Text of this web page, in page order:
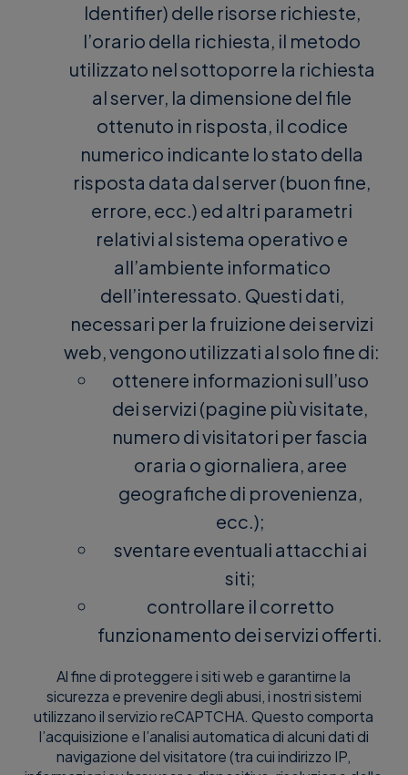
Identifier) delle risorse richieste,
l’orario della richiesta, il metodo
utilizzato nel sottoporre la richiesta
al server, la dimensione del file
ottenuto in risposta, il codice
numerico indicante lo stato della
risposta data dal server (buon fine,
errore, ecc.) ed altri parametri
relativi al sistema operativo e
all’ambiente informatico
dell’interessato. Questi dati,
necessari per la fruizione dei servizi
web, vengono utilizzati al solo fine di:
ottenere informazioni sull’uso
dei servizi (pagine più visitate,
numero di visitatori per fascia
oraria o giornaliera, aree
geografiche di provenienza,
ecc.);
sventare eventuali attacchi ai
siti;
controllare il corretto
funzionamento dei servizi offerti.
Al fine di proteggere i siti web e garantirne la
sicurezza e prevenire degli abusi, i nostri sistemi
utilizzano il servizio reCAPTCHA. Questo comporta
l’acquisizione e l’analisi automatica di alcuni dati di
navigazione del visitatore (tra cui indirizzo IP,